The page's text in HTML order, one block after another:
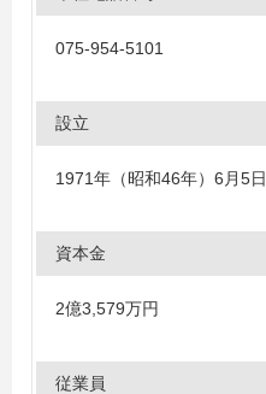
075-954-5101
設立
1971年（昭和46年）6月5日
資本金
2億3,579万円
従業員